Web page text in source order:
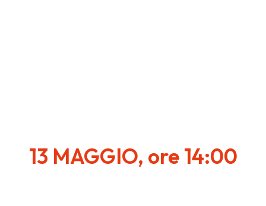
13 MAGGIO, ore 14:00